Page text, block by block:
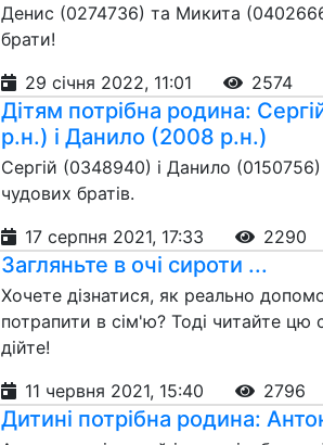
Денис (0274736) та Микита
брати!
29 січня 2022, 11:01
2574
Дітям потрібна родина:
р.н.) і Данило (2008 р.н.)
Сергій (0348940) і Данило
чудових братів.
17 серпня 2021, 17:33
2290
Загляньте в очі сироти ...
Хочете дізнатися, як реально
потрапити в сім'ю? Тоді читайте цю
дійте!
11 червня 2021, 15:40
2796
Дитині потрібна родина: